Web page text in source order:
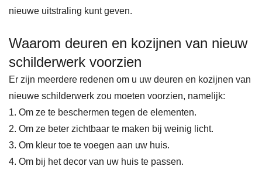
nieuwe uitstraling kunt geven.
Waarom deuren en kozijnen van nieuw
schilderwerk voorzien
Er zijn meerdere redenen om u uw deuren en kozijnen van
nieuwe schilderwerk zou moeten voorzien, namelijk:
1. Om ze te beschermen tegen de elementen.
2. Om ze beter zichtbaar te maken bij weinig licht.
3. Om kleur toe te voegen aan uw huis.
4. Om bij het decor van uw huis te passen.